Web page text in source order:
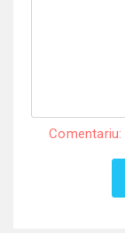
Comentariu: